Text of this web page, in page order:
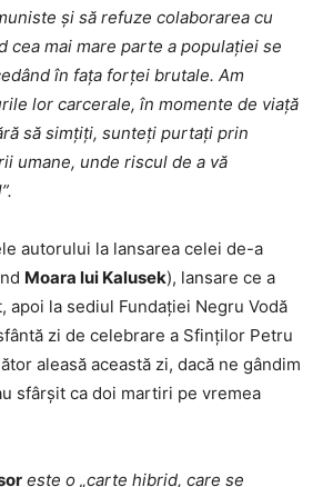
și să refuze colaborarea cu
cea mai mare parte a populației se
în fața forței brutale. Am
lor carcerale, în momente de viață
să simțiți, sunteți purtați prin
umane, unde riscul de a vă
autorului la lansarea celei de-a
Moara lui Kalusek), lansare ce a
apoi la sediul Fundației Negru Vodă
zi de celebrare a Sfinților Petru
aleasă această zi, dacă ne gândim
sfârșit ca doi martiri pe vremea
este o „carte hibrid, care se